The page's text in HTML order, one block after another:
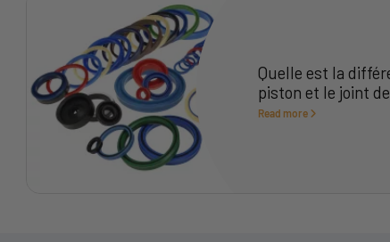
Quelle est la
piston et le joint
Read more